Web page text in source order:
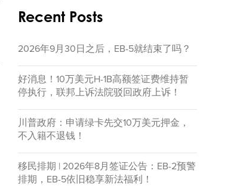
Recent Posts
2026年9月30日之后，EB-5就结束了吗？
好消息！10万美元H-1B高额签证费维持暂
停执行，联邦上诉法院驳回政府上诉！
川普政府：申请绿卡先交10万美元押金，
不入籍不退钱！
移民排期 | 2026年8月签证公告：EB-2预警
排期，EB-5依旧稳享新法福利！